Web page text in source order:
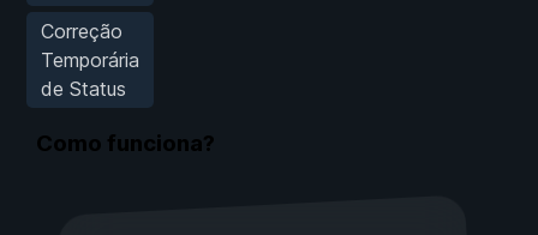
Correção
Temporária
de Status
Como funciona?